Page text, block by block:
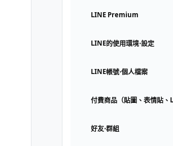
LINE Premium
LINE的使用環境⋅設定
LINE帳號⋅個人檔案
付費商品（貼圖、表情貼、
好友⋅群組